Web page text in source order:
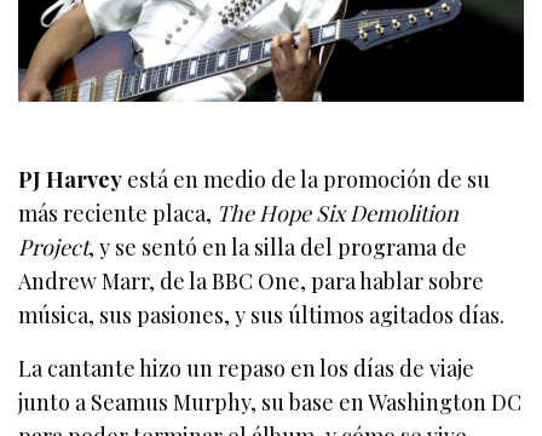
PJ Harvey está en medio de la promoción de su
más reciente placa, The Hope Six Demolition
Project, y se sentó en la silla del programa de
Andrew Marr, de la BBC One, para hablar sobre
música, sus pasiones, y sus últimos agitados días.
La cantante hizo un repaso en los días de viaje
junto a Seamus Murphy, su base en Washington DC